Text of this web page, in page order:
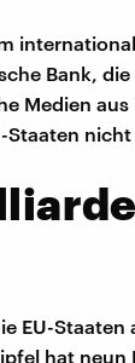
Bank,
Medien aus
Staaten
EU-
hat